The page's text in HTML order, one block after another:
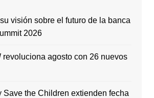
visión sobre el futuro de la banca
2026
revoluciona agosto con 26 nuevos
Save the Children extienden fecha